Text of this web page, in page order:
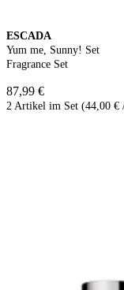
ESCADA
Yum me, Sunny! Set
Fragrance Set
87,99 €
2 Artikel im Set (44,00 €